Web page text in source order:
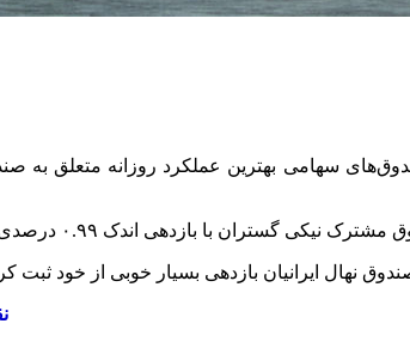
اندک ۰.۹۹ درصدی توانست در صدر این دسته از صندوق‌ها قرار بگیرد.
بازدهی بسیار خوبی از خود ثبت کرد و با رشد ۰.۷۹ درصدی در صدر این دسته از